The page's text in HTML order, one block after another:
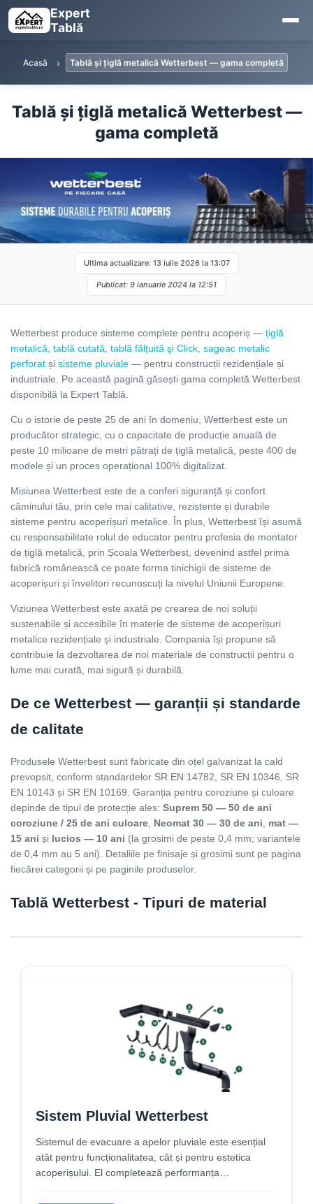
Expert
Tablă
Acasă Tablă și țiglă metalică Wetterbest — gama completă
Tablă și țiglă metalică Wetterbest —
gama completă
Ultima actualizare: 13 iulie 2026 la 13:07
Publicat: 9 ianuarie 2024 la 12:51
Wetterbest produce sisteme complete pentru acoperiș — țiglă
metalică, tablă cutată, tablă fălțuită și Click, sageac metalic
perforat și sisteme pluviale — pentru construcții rezidențiale și
industriale. Pe această pagină găsești gama completă Wetterbest
disponibilă la Expert Tablă.
Cu o istorie de peste 25 de ani în domeniu, Wetterbest este un
producător strategic, cu o capacitate de producție anuală de
peste 10 milioane de metri pătrați de țiglă metalică, peste 400 de
modele și un proces operațional 100% digitalizat.
Misiunea Wetterbest este de a conferi siguranță și confort
căminului tău, prin cele mai calitative, rezistente și durabile
sisteme pentru acoperișuri metalice. În plus, Wetterbest își asumă
cu responsabilitate rolul de educator pentru profesia de montator
de țiglă metalică, prin Școala Wetterbest, devenind astfel prima
fabrică românească ce poate forma tinichigii de sisteme de
acoperișuri și învelitori recunoscuți la nivelul Uniunii Europene.
Viziunea Wetterbest este axată pe crearea de noi soluții
sustenabile și accesibile în materie de sisteme de acoperișuri
metalice rezidențiale și industriale. Compania își propune să
contribuie la dezvoltarea de noi materiale de construcții pentru o
lume mai curată, mai sigură și durabilă.
De ce Wetterbest — garanții și standarde
de calitate
Produsele Wetterbest sunt fabricate din oțel galvanizat la cald
prevopsit, conform standardelor SR EN 14782, SR EN 10346, SR
EN 10143 și SR EN 10169. Garanția pentru coroziune și culoare
depinde de tipul de protecție ales: Suprem 50 — 50 de ani
coroziune / 25 de ani culoare, Neomat 30 — 30 de ani, mat —
15 ani și lucios — 10 ani (la grosimi de peste 0,4 mm; variantele
de 0,4 mm au 5 ani). Detaliile pe finisaje și grosimi sunt pe pagina
fiecărei categorii și pe paginile produselor.
Tablă Wetterbest - Tipuri de material
Sistem Pluvial Wetterbest
Sistemul de evacuare a apelor pluviale este esențial
atât pentru funcționalitatea, cât și pentru estetica
acoperișului. El completează performanța